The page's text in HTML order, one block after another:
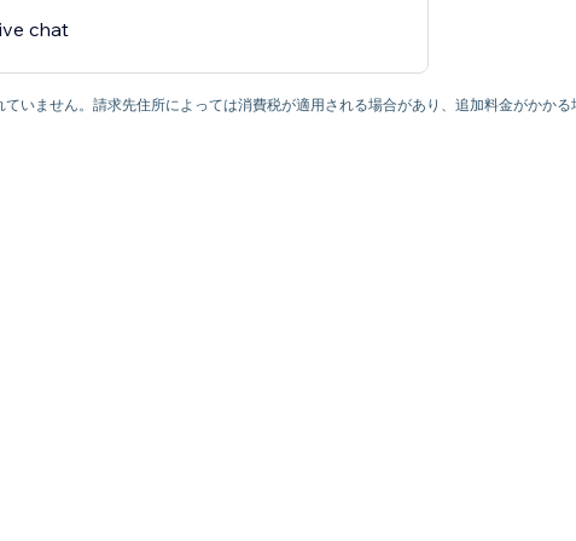
chat
いません。請求先住所によっては消費税が適用される場合があり、追加料金がかかる